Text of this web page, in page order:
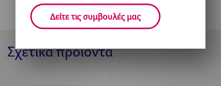
Σχετικά προϊόντα
Δείτε τις συμβουλές μας